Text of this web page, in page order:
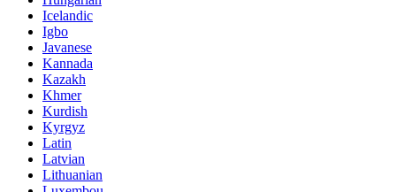
Icelandic
Igbo
Javanese
Kannada
Kazakh
Khmer
Kurdish
Kyrgyz
Latin
Latvian
Lithuanian